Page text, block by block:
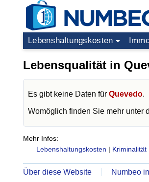
Lebenshaltungskosten
Lebensqualität in
Es gibt keine Daten für Quevedo.
Womöglich finden Sie mehr unter
Mehr Infos:
Lebenshaltungskosten | Kriminalität
Über diese Website
Numbeo